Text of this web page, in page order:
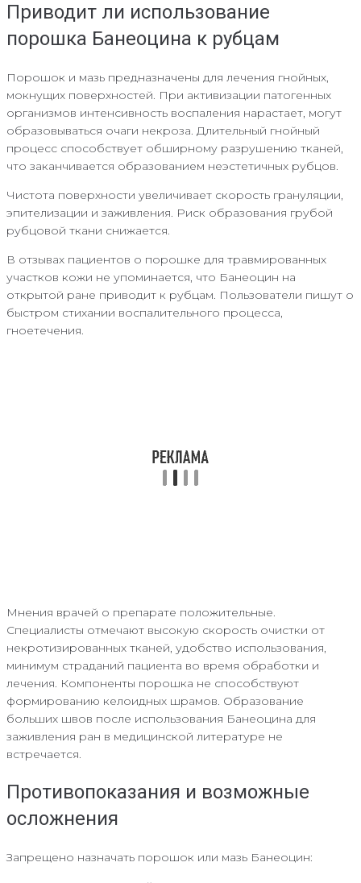
Приводит ли использование
порошка Банеоцина к рубцам
Порошок и мазь предназначены для лечения гнойных,
мокнущих поверхностей. При активизации патогенных
организмов интенсивность воспаления нарастает, могут
образовываться очаги некроза. Длительный гнойный
процесс способствует обширному разрушению тканей,
что заканчивается образованием неэстетичных рубцов.
Чистота поверхности увеличивает скорость грануляции,
эпителизации и заживления. Риск образования грубой
рубцовой ткани снижается.
В отзывах пациентов о порошке для травмированных
участков кожи не упоминается, что Банеоцин на
открытой ране приводит к рубцам. Пользователи пишут о
быстром стихании воспалительного процесса,
гноетечения.
Мнения врачей о препарате положительные.
Специалисты отмечают высокую скорость очистки от
некротизированных тканей, удобство использования,
минимум страданий пациента во время обработки и
лечения. Компоненты порошка не способствуют
формированию келоидных шрамов. Образование
больших швов после использования Банеоцина для
заживления ран в медицинской литературе не
встречается.
Противопоказания и возможные
осложнения
Запрещено назначать порошок или мазь Банеоцин: